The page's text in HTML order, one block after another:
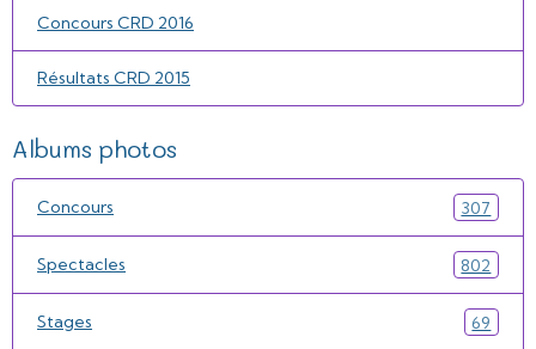
Concours CRD 2016
Résultats CRD 2015
Albums photos
Concours 307
Spectacles 802
Stages 69